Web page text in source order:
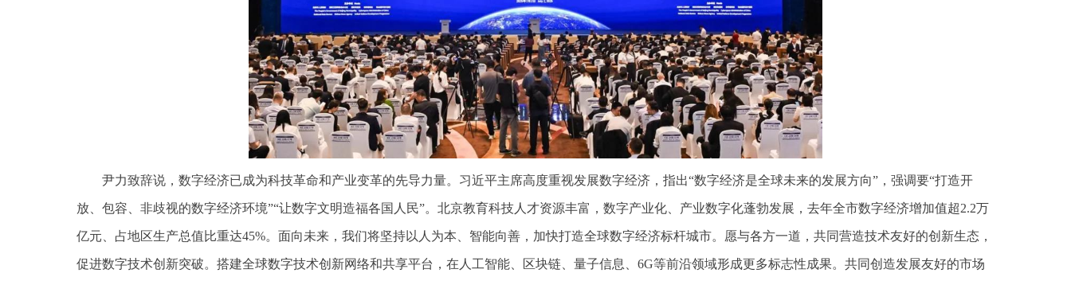
尹力致辞说，数字经济已成为科技革命和产业变革的先导力量。习近平主席高度重视发展数字经济，指出“数字经济是全球未来的发展方向”，强调要“打造开
放、包容、非歧视的数字经济环境”“让数字文明造福各国人民”。北京教育科技人才资源丰富，数字产业化、产业数字化蓬勃发展，去年全市数字经济增加值超2.2万
亿元、占地区生产总值比重达45%。面向未来，我们将坚持以人为本、智能向善，加快打造全球数字经济标杆城市。愿与各方一道，共同营造技术友好的创新生态，
促进数字技术创新突破。搭建全球数字技术创新网络和共享平台，在人工智能、区块链、量子信息、6G等前沿领域形成更多标志性成果。共同创造发展友好的市场